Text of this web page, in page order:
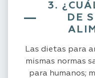
3.
DE
Las dietas para
mismas normas
para humanos;